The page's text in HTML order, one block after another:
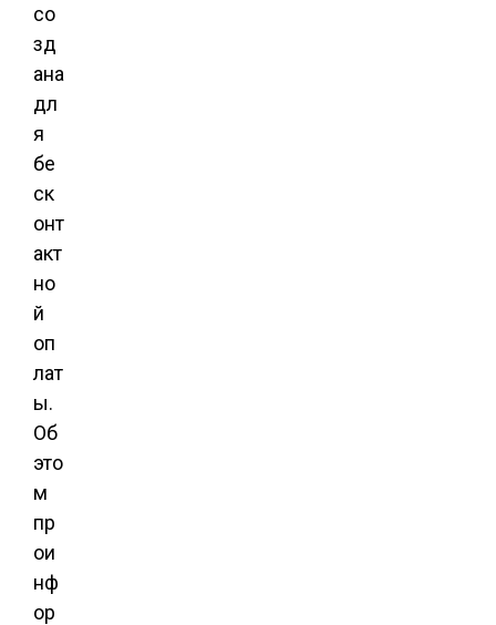
со
зд
ана
дл
я
бе
ск
онт
акт
но
й
оп
лат
ы.
Об
это
м
пр
ои
нф
ор